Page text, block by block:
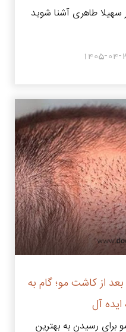
سهیلا طاهری آشنا شوید
1405-04-
از کاشت مو؛ گام به
ایده آل
برای رسیدن به بهترین